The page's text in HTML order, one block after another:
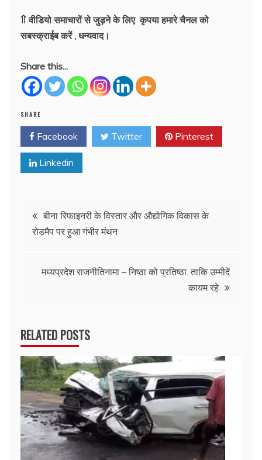
⇑ वीडियो समाचारों से जुड़ने के लिए कृपया हमारे चैनल को
सबस्क्राईब करें , धन्यवाद।
Share this...
SHARE
Facebook Twitter Pinterest
Linkedin
Post
navigation
बीना रिफाइनरी के विस्तार और औद्योगिक विकास के
रोडमैप पर हुआ गंभीर मंथन
मध्यप्रदेश राजनीतिनामा – निष्ठा को प्रतिष्ठा. ताकि उम्मीदें
कायम रहे
RELATED POSTS